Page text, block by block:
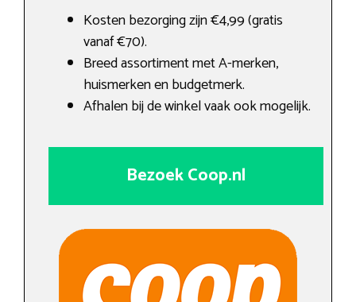
Kosten bezorging zijn €4,99 (gratis
vanaf €70).
Breed assortiment met A-merken,
huismerken en budgetmerk.
Afhalen bij de winkel vaak ook mogelijk.
Bezoek Coop.nl